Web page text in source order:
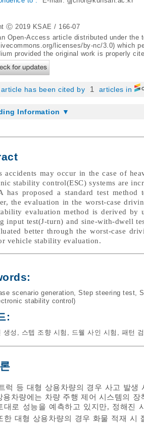
Ⓒ 2019 KSAE / 166-07
Open-Access article distributed under the
licenses/by-nc/3.0) which
provided the original work is properly
has been cited by 1 articles in
Information ▼
accidents may occur in the case of
stability control(ESC) systems are
has proposed a standard test
the evaluation in the worst-case
evaluation method is derived by
input test(J-turn) and sine-with-dwell
better through the worst-case
vehicle stability evaluation.
scenario generation, Step steering test,
stability control)
:
생성 , 스텝 조향 시험 , 드웰 사인 시험 , 패턴
럭 등 대형 상용차량의 경우 사고 발
용차량에는 차량 주행 제어 시스템의
대로 성능을 예측하고 있지만, 정해진
한 대형 상용차량의 경우 화물 적재 시